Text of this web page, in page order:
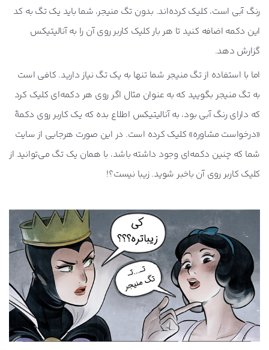
رنگ آبی است، کلیک کرده‌اند. بدون تگ منیجر، شما باید یک تگ به کد
این دکمه اضافه کنید تا هر بار کلیک کاربر روی آن را به آنالیتیکس
گزارش دهد.
اما با استفاده از تگ منیجر شما تنها به یک تگ نیاز دارید. کافی است
به تگ منیجر بگویید که به عنوان مثال اگر روی هر دکمه‌ای کلیک کرد
که دارای رنگ آبی بود، به آنالیتیکس اطلاع بده که یک کاربر روی دکمۀ
«درخواست مشاوره» کلیک کرده است. در این صورت هرجایی از سایت
شما که چنین دکمه‌ای وجود داشته باشد، با همان یک تگ می‌توانید از
کلیک کاربر روی آن باخبر شوید. زیبا نیست؟!